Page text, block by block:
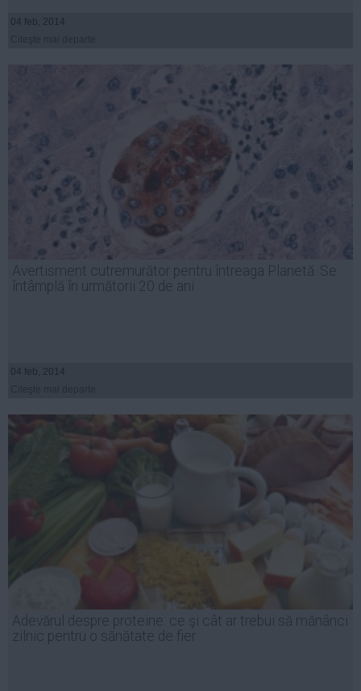
04 feb, 2014
Avertisment cutremurător pentru întreaga Planetă. Se
întâmplă în următorii 20 de ani
04 feb, 2014
Adevărul despre proteine: ce şi cât ar trebui să mănânci
zilnic pentru o sănătate de fier